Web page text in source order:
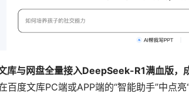
库与网盘全量接入DeepSeek-R1满血版，
百度文库PC端或APP端的“智能助手”中点